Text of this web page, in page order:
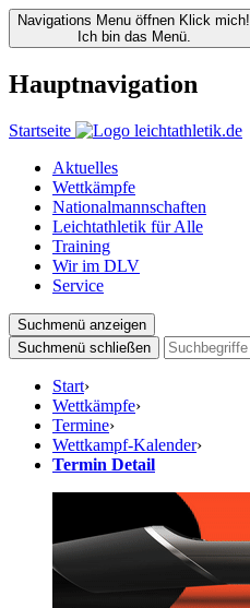
Navigations Menu öffnen Klick mich!
Ich bin das Menü.
Hauptnavigation
Startseite
Aktuelles
Wettkämpfe
Nationalmannschaften
Leichtathletik für Alle
Training
Wir im DLV
Service
Suchmenü anzeigen
Suchmenü schließen
Start›
Wettkämpfe›
Termine›
Wettkampf-Kalender›
Termin Detail